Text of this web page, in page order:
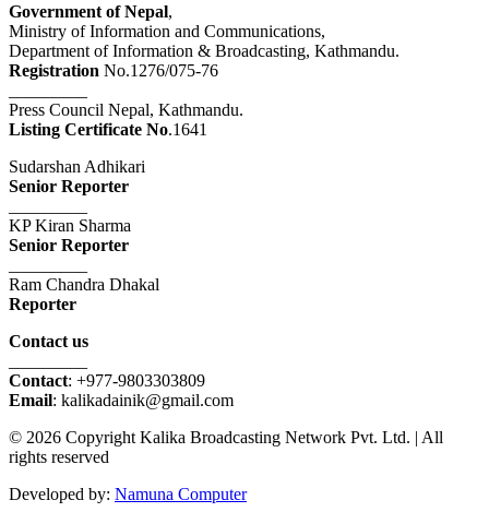
Government of Nepal,
Ministry of Information and Communications,
Department of Information & Broadcasting, Kathmandu.
Registration No.1276/075-76
Press Council Nepal, Kathmandu.
Listing Certificate No.1641
Sudarshan Adhikari
Senior Reporter
KP Kiran Sharma
Senior Reporter
Ram Chandra Dhakal
Reporter
Contact us
Contact: +977-9803303809
Email: kalikadainik@gmail.com
© 2026 Copyright Kalika Broadcasting Network Pvt. Ltd. | All
rights reserved
Developed by: Namuna Computer